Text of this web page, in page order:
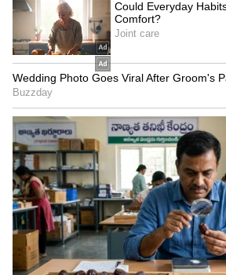
టీమిండియా బ్యాటర్ల ముందు భారీ
ఇలాంటి సందర్బాల్లో పరిస్థితి తేడా
5
7
అయితే బంగ్లాదేశ్‌కి అంత సీన్ లేదు.
పరుగులకి ఆలౌట్ అయిన బంగ్లాదేశ్,